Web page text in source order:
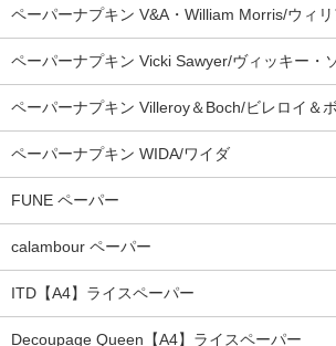
ペーパーナプキン V&A・William Morris/ウィ
ペーパーナプキン Vicki Sawyer/ヴィッキー・
ペーパーナプキン Villeroy＆Boch/ビレロイ＆
ペーパーナプキン WIDA/ワイダ
FUNE ペーパー
calambour ペーパー
ITD【A4】ライスペーパー
Decoupage Queen【A4】ライスペーパー